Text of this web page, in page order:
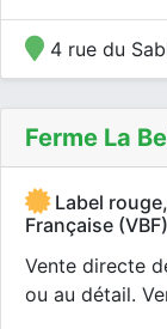
4 rue du
Ferme La
Label
Française (VBF)
Vente directe
ou au détail.